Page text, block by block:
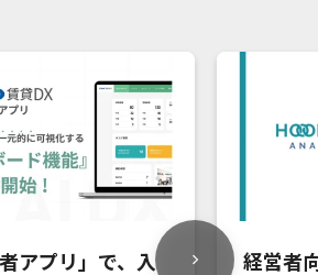
アプリ」で、入
経営者